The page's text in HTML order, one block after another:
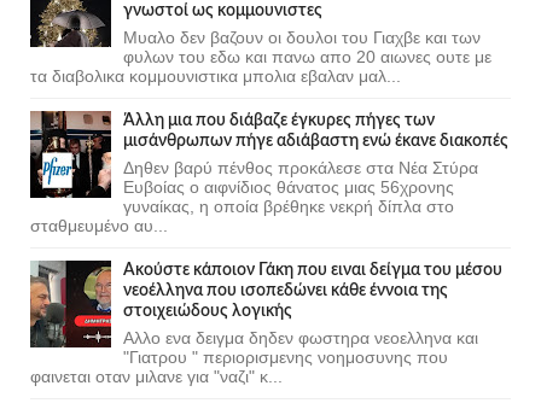
γνωστοί ως κομμουνιστες
Μυαλο δεν βαζουν οι δουλοι του Γιαχβε και των
φυλων του εδω και πανω απο 20 αιωνες ουτε με
τα διαβολικα κομμουνιστικα μπολια εβαλαν μαλ...
Άλλη μια που διάβαζε έγκυρες πήγες των
μισάνθρωπων πήγε αδιάβαστη ενώ έκανε διακοπές
Δηθεν βαρύ πένθος προκάλεσε στα Νέα Στύρα
Ευβοίας ο αιφνίδιος θάνατος μιας 56χρονης
γυναίκας, η οποία βρέθηκε νεκρή δίπλα στο
σταθμευμένο αυ...
Ακούστε κάποιον Γάκη που ειναι δείγμα του μέσου
νεοέλληνα που ισοπεδώνει κάθε έννοια της
στοιχειώδους λογικής
Αλλο ενα δειγμα δηδεν φωστηρα νεοελληνα και
"Γιατρου " περιορισμενης νοημοσυνης που
φαινεται οταν μιλανε για "ναζι" κ...